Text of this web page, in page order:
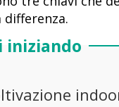
differenza.
iniziando